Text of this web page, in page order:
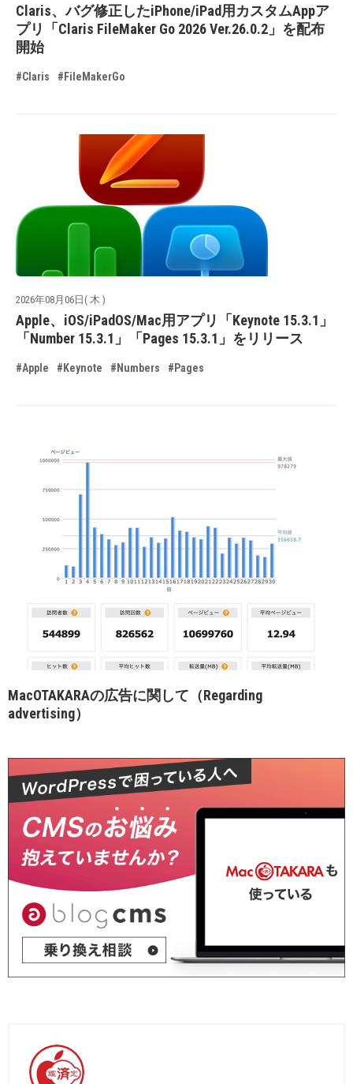
Claris、バグ修正したiPhone/iPad用カスタムAppア
プリ「Claris FileMaker Go 2026 Ver.26.0.2」を配布
開始
#Claris #FileMakerGo
2026年08月06日( 木 )
Apple、iOS/iPadOS/Mac用アプリ「Keynote 15.3.1」
「Number 15.3.1」「Pages 15.3.1」をリリース
#Apple #Keynote #Numbers #Pages
MacOTAKARAの広告に関して（Regarding
advertising）